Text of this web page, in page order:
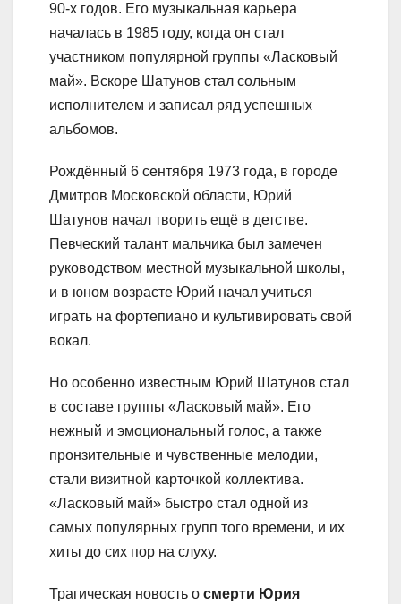
90-х годов. Его музыкальная карьера
началась в 1985 году, когда он стал
участником популярной группы «Ласковый
май». Вскоре Шатунов стал сольным
исполнителем и записал ряд успешных
альбомов.
Рождённый 6 сентября 1973 года, в городе
Дмитров Московской области, Юрий
Шатунов начал творить ещё в детстве.
Певческий талант мальчика был замечен
руководством местной музыкальной школы,
и в юном возрасте Юрий начал учиться
играть на фортепиано и культивировать свой
вокал.
Но особенно известным Юрий Шатунов стал
в составе группы «Ласковый май». Его
нежный и эмоциональный голос, а также
пронзительные и чувственные мелодии,
стали визитной карточкой коллектива.
«Ласковый май» быстро стал одной из
самых популярных групп того времени, и их
хиты до сих пор на слуху.
Трагическая новость о смерти Юрия